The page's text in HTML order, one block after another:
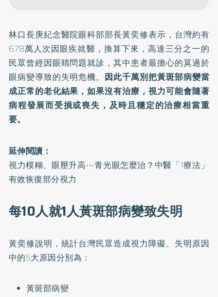
林口長庚紀念醫院眼科部部長黃奕修表示，台灣約有
678萬人次因眼疾就醫，換算下來，高達三分之一的
民眾曾經因眼睛問題就診，其中患者最擔心的莫過於
眼病變導致的失明危機。 因此千萬別把黃斑部病變當
成正常的老化結果，如果沒有治療，視力可能會隨著
病程發展而受損或喪失，及時且穩定的治療相當重
要。
延伸閱讀：
視力模糊、眼壓升高⋯青光眼怎麼治？中醫「1療法」
有效恢復部分視力
每10人就1人黃斑部病變致失明
黃奕修說明，統計台灣民眾造成視力障礙、失明原因
中的5大原因分別為：
黃斑部病變